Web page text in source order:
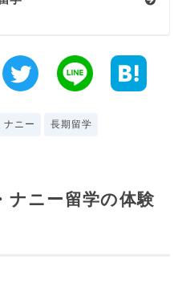
ナニー 長期留学
ナニー留学の体験